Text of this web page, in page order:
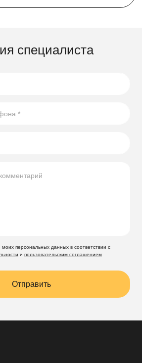
и стильным!
бутылок на участке.
специалиста
персональных данных в соответствии с
и пользовательским соглашением
Отправить